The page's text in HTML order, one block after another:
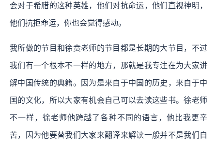
会对于希腊的这种英雄，他们对抗命运，他们直视神明，
他们抗拒命运，你也会觉得感动。
我所做的节目和徐贲老师的节目都是长期的大节目，不过
我们有一个根本不一样的地方，那就是我专注在为大家讲
解中国传统的典籍。因为是来自于中国的历史，来自于中
国的文化，所以大家有机会自己可以去读这些书。徐老师
不一样，徐老师他跨越了各种不同的语言，他比我更辛
苦，因为他要替我们大家来翻译来解读一般并不是我们自